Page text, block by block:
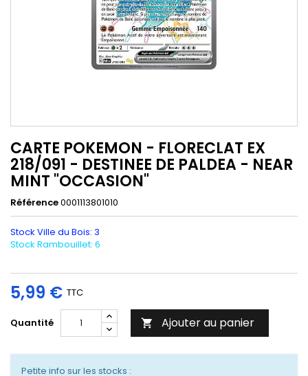
CARTE POKEMON - FLORECLAT EX
218/091 - DESTINEE DE PALDEA - NEAR
MINT "OCCASION"
Référence0001113801010
Stock Ville du Bois: 3
Stock Rambouillet: 6
5,99 € TTC
Quantité  Ajouter au panier
Petite info sur les stocks :